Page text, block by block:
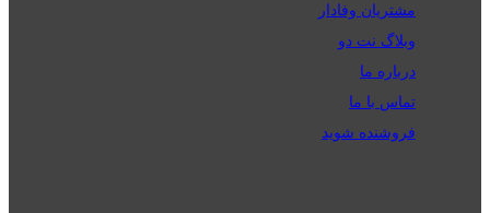
مشتریان وفادار
وبلاگ نت دو
درباره ما
تماس با ما
فروشنده شوید